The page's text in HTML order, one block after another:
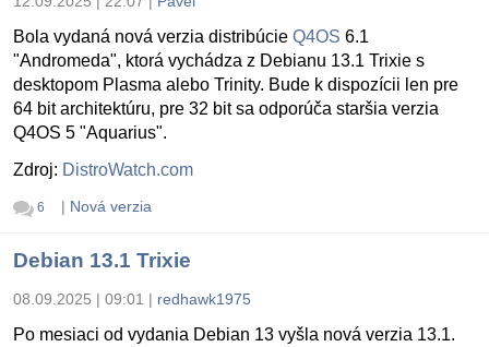
Bola vydaná nová verzia distribúcie Q4OS 6.1
"Andromeda", ktorá vychádza z Debianu 13.1 Trixie s
desktopom Plasma alebo Trinity. Bude k dispozícii len pre
64 bit architektúru, pre 32 bit sa odporúča staršia verzia
Q4OS 5 "Aquarius".
Zdroj: DistroWatch.com
6 | Nová verzia
Debian 13.1 Trixie
08.09.2025 | 09:01 | redhawk1975
Po mesiaci od vydania Debian 13 vyšla nová verzia 13.1.